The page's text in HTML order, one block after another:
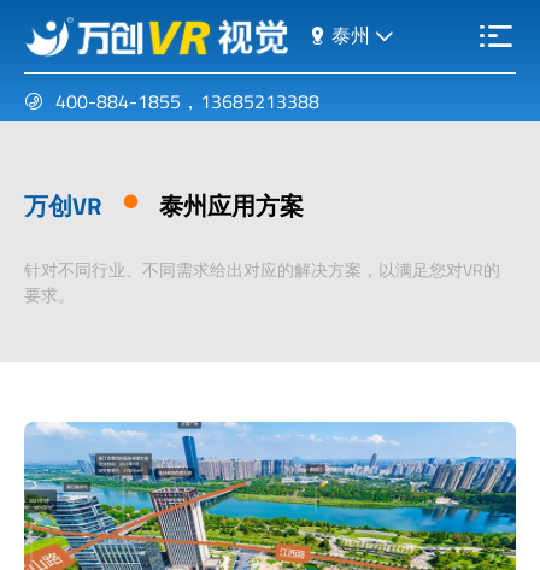
泰州
400-884-1855 ， 13685213388
万创VR 泰州应用方案
针对不同行业、不同需求给出对应的解决方案，以满足您对VR的
要求。